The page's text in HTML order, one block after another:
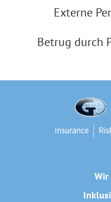
Externe
Betrug durch
Wir